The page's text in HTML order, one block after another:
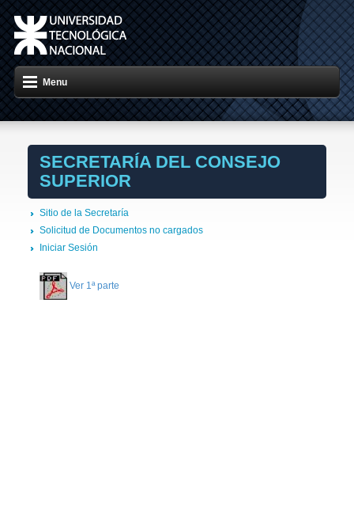
Menu
SECRETARÍA DEL CONSEJO
SUPERIOR
Sitio de la Secretaría
Solicitud de Documentos no cargados
Iniciar Sesión
Ver 1ª parte